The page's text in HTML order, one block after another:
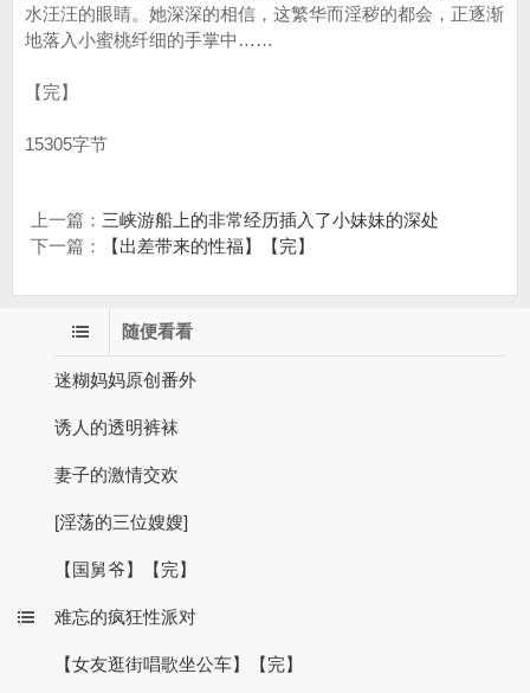
水汪汪的眼睛。她深深的相信，这繁华而淫秽的都会，正逐渐
地落入小蜜桃纤细的手掌中……
【完】
15305字节
上一篇： 三峡游船上的非常经历插入了小妹妹的深处
下一篇：
【出差带来的性福】【完】
随便看看
迷糊妈妈原创番外
诱人的透明裤袜
妻子的激情交欢
[淫荡的三位嫂嫂]
【国舅爷】【完】
难忘的疯狂性派对
【女友逛街唱歌坐公车】【完】